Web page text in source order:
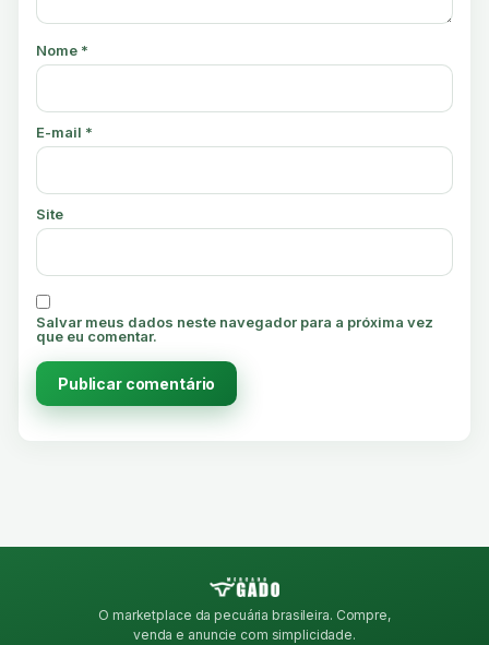
Nome *
E-mail *
Site
Salvar meus dados neste navegador para a próxima vez
que eu comentar.
O marketplace da pecuária brasileira. Compre,
venda e anuncie com simplicidade.